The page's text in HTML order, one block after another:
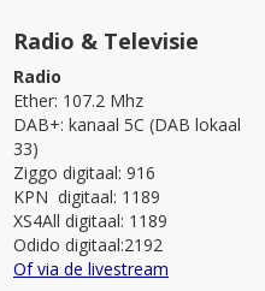
Radio & Televisie
Radio
Ether: 107.2 Mhz
DAB+: kanaal 5C (DAB lokaal
33)
Ziggo digitaal: 916
KPN digitaal: 1189
XS4All digitaal: 1189
Odido digitaal:2192
Of via de livestream